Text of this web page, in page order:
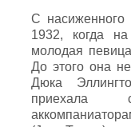
С насиженного
1932, когда
молодая
До этого она
Дюка
приехала